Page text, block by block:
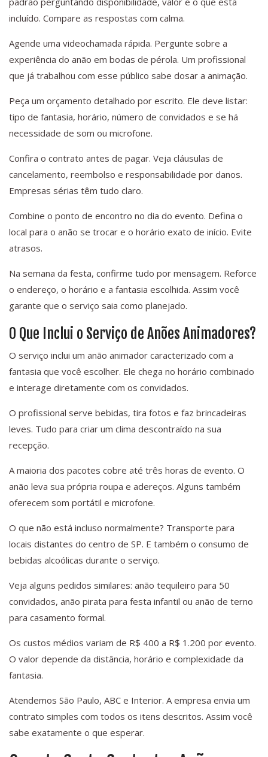
incluído. Compare as respostas com calma.
Agende uma videochamada rápida. Pergunte sobre a
experiência do anão em bodas de pérola. Um profissional
que já trabalhou com esse público sabe dosar a animação.
Peça um orçamento detalhado por escrito. Ele deve listar:
tipo de fantasia, horário, número de convidados e se há
necessidade de som ou microfone.
Confira o contrato antes de pagar. Veja cláusulas de
cancelamento, reembolso e responsabilidade por danos.
Empresas sérias têm tudo claro.
Combine o ponto de encontro no dia do evento. Defina o
local para o anão se trocar e o horário exato de início. Evite
atrasos.
Na semana da festa, confirme tudo por mensagem. Reforce
o endereço, o horário e a fantasia escolhida. Assim você
garante que o serviço saia como planejado.
O Que Inclui o Serviço de Anões Animadores?
O serviço inclui um anão animador caracterizado com a
fantasia que você escolher. Ele chega no horário combinado
e interage diretamente com os convidados.
O profissional serve bebidas, tira fotos e faz brincadeiras
leves. Tudo para criar um clima descontraído na sua
recepção.
A maioria dos pacotes cobre até três horas de evento. O
anão leva sua própria roupa e adereços. Alguns também
oferecem som portátil e microfone.
O que não está incluso normalmente? Transporte para
locais distantes do centro de SP. E também o consumo de
bebidas alcoólicas durante o serviço.
Veja alguns pedidos similares: anão tequileiro para 50
convidados, anão pirata para festa infantil ou anão de terno
para casamento formal.
Os custos médios variam de R$ 400 a R$ 1.200 por evento.
O valor depende da distância, horário e complexidade da
fantasia.
Atendemos São Paulo, ABC e Interior. A empresa envia um
contrato simples com todos os itens descritos. Assim você
sabe exatamente o que esperar.